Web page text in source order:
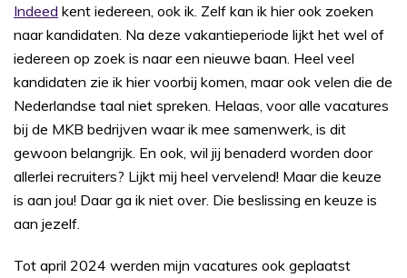
Indeed kent iedereen, ook ik. Zelf kan ik hier ook zoeken
naar kandidaten. Na deze vakantieperiode lijkt het wel of
iedereen op zoek is naar een nieuwe baan. Heel veel
kandidaten zie ik hier voorbij komen, maar ook velen die de
Nederlandse taal niet spreken. Helaas, voor alle vacatures
bij de MKB bedrijven waar ik mee samenwerk, is dit
gewoon belangrijk. En ook, wil jij benaderd worden door
allerlei recruiters? Lijkt mij heel vervelend! Maar die keuze
is aan jou! Daar ga ik niet over. Die beslissing en keuze is
aan jezelf.
Tot april 2024 werden mijn vacatures ook geplaatst